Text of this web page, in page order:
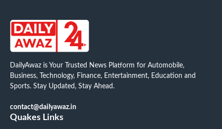
DailyAwaz is Your Trusted News Platform for Automobile,
Business, Technology, Finance, Entertainment, Education and
Sports. Stay Updated, Stay Ahead.
contact@dailyawaz.in
Quakes Links